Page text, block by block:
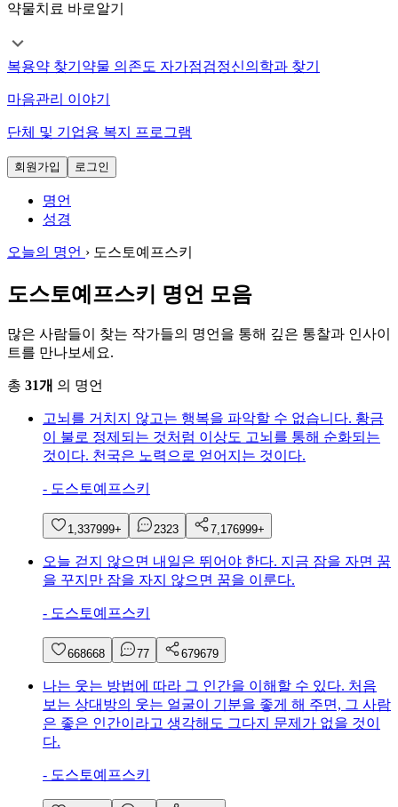
약물치료 바로알기
복용약 찾기 약물 의존도 자가점검정신의학과 찾기
마음관리 이야기
단체 및 기업용 복지 프로그램
회원가입 로그인
명언
성경
오늘의 명언 › 도스토예프스키
도스토예프스키 명언 모음
많은 사람들이 찾는 작가들의 명언을 통해 깊은 통찰과 인사이
트를 만나보세요.
총 31개 의 명언
고뇌를 거치지 않고는 행복을 파악할 수 없습니다. 황금
이 불로 정제되는 것처럼 이상도 고뇌를 통해 순화되는
것이다. 천국은 노력으로 얻어지는 것이다.
- 도스토예프스키
1,337999+ 2323 7,176999+
오늘 걷지 않으면 내일은 뛰어야 한다. 지금 잠을 자면 꿈
을 꾸지만 잠을 자지 않으면 꿈을 이룬다.
- 도스토예프스키
668668 77 679679
나는 웃는 방법에 따라 그 인간을 이해할 수 있다. 처음
보는 상대방의 웃는 얼굴이 기분을 좋게 해 주면, 그 사람
은 좋은 인간이라고 생각해도 그다지 문제가 없을 것이
다.
- 도스토예프스키